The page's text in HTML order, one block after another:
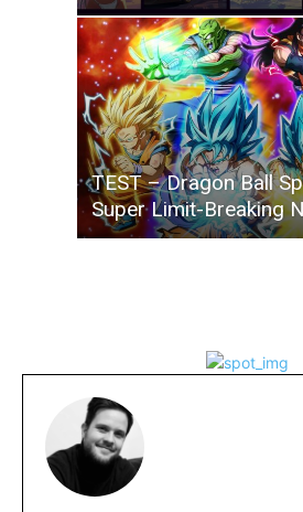
TEST – Dragon Ball
Super Limit-Breaking